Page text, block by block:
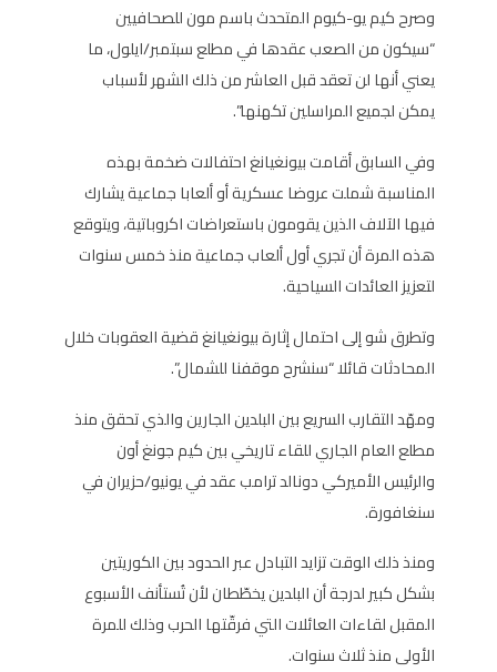
وصرح كيم يو-كيوم المتحدث باسم مون للصحافيين
“سيكون من الصعب عقدها في مطلع سبتمبر/ايلول، ما
يعني أنها لن تعقد قبل العاشر من ذلك الشهر لأسباب
يمكن لجميع المراسلين تكهنها”.
وفي السابق أقامت بيونغيانغ احتفالات ضخمة بهذه
المناسبة شملت عروضا عسكرية أو ألعابا جماعية يشارك
فيها الآلاف الذين يقومون باستعراضات اكروباتية، ويتوقع
هذه المرة أن تجري أول ألعاب جماعية منذ خمس سنوات
لتعزيز العائدات السياحية.
وتطرق شو إلى احتمال إثارة بيونغيانغ قضية العقوبات خلال
المحادثات قائلا “سنشرح موقفنا للشمال”.
ومهّد التقارب السريع بين البلدين الجارين والذي تحقق منذ
مطلع العام الجاري للقاء تاريخي بين كيم جونغ أون
والرئيس الأميركي دونالد ترامب عقد في يونيو/حزيران في
سنغافورة.
ومنذ ذلك الوقت تزايد التبادل عبر الحدود بين الكوريتين
بشكل كبير لدرجة أن البلدين يخطّطان لأن تُستأنف الأسبوع
المقبل لقاءات العائلات التي فرقّتها الحرب وذلك للمرة
الأولى منذ ثلاث سنوات.